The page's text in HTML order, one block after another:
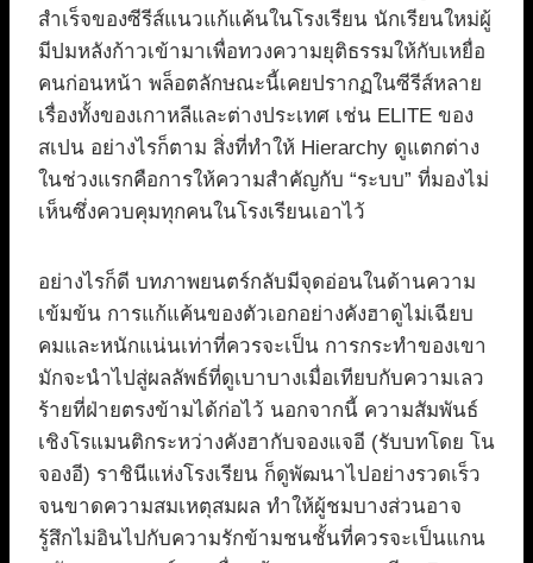
สำเร็จของซีรีส์แนวแก้แค้นในโรงเรียน นักเรียนใหม่ผู้
มีปมหลังก้าวเข้ามาเพื่อทวงความยุติธรรมให้กับเหยื่อ
คนก่อนหน้า พล็อตลักษณะนี้เคยปรากฏในซีรีส์หลาย
เรื่องทั้งของเกาหลีและต่างประเทศ เช่น ELITE ของ
สเปน อย่างไรก็ตาม สิ่งที่ทำให้ Hierarchy ดูแตกต่าง
ในช่วงแรกคือการให้ความสำคัญกับ “ระบบ” ที่มองไม่
เห็นซึ่งควบคุมทุกคนในโรงเรียนเอาไว้
อย่างไรก็ดี บทภาพยนตร์กลับมีจุดอ่อนในด้านความ
เข้มข้น การแก้แค้นของตัวเอกอย่างคังฮาดูไม่เฉียบ
คมและหนักแน่นเท่าที่ควรจะเป็น การกระทำของเขา
มักจะนำไปสู่ผลลัพธ์ที่ดูเบาบางเมื่อเทียบกับความเลว
ร้ายที่ฝ่ายตรงข้ามได้ก่อไว้ นอกจากนี้ ความสัมพันธ์
เชิงโรแมนติกระหว่างคังฮากับจองแจอี (รับบทโดย โน
จองอี) ราชินีแห่งโรงเรียน ก็ดูพัฒนาไปอย่างรวดเร็ว
จนขาดความสมเหตุสมผล ทำให้ผู้ชมบางส่วนอาจ
รู้สึกไม่อินไปกับความรักข้ามชนชั้นที่ควรจะเป็นแกน